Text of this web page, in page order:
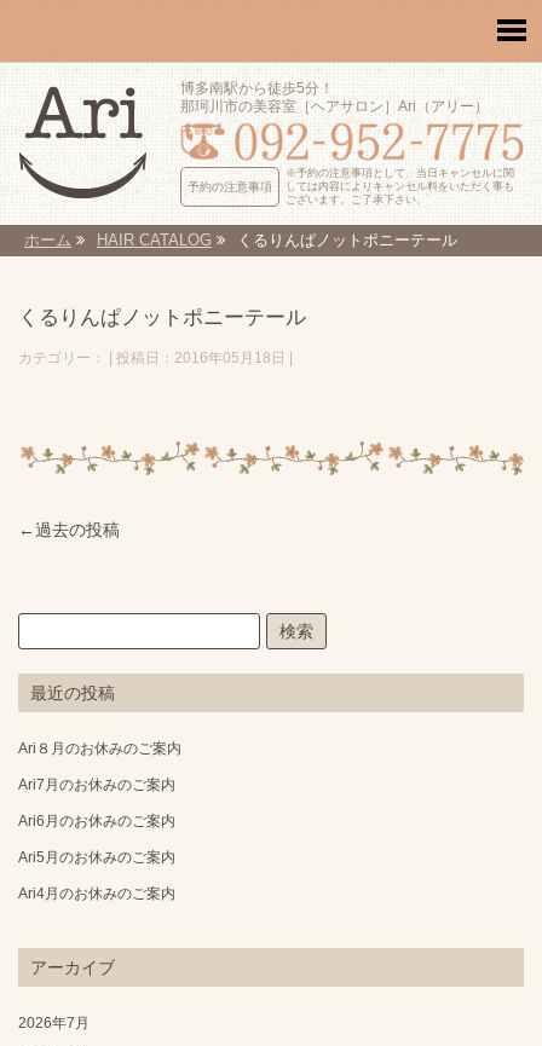
博多南駅から徒歩5分！
那珂川市の美容室［ヘアサロン］Ari（アリー）
予約の注意事項
※予約の注意事項として、当日キャンセルに関
しては内容によりキャンセル料をいただく事も
ございます。ご了承下さい。
ホーム HAIR CATALOG くるりんぱノットポニーテール
くるりんぱノットポニーテール
カテゴリー： | 投稿日：2016年05月18日 |
←過去の投稿
最近の投稿
Ari８月のお休みのご案内
Ari7月のお休みのご案内
Ari6月のお休みのご案内
Ari5月のお休みのご案内
Ari4月のお休みのご案内
アーカイブ
2026年7月